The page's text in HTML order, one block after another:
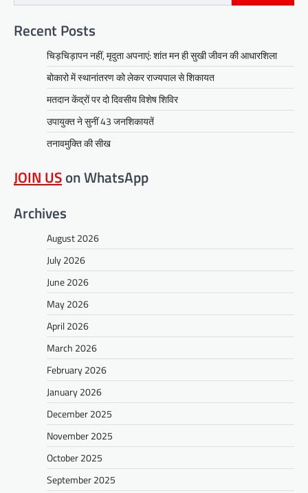
Recent Posts
चिड़चिड़ापन नहीं, मृदुता अपनाएं: शांत मन ही सुखी जीवन की आधारशिला
बोकारो में स्थानांतरण को लेकर राज्यपाल से शिकायत
मतदान केंद्रों पर दो दिवसीय विशेष शिविर
उपायुक्त ने सुनीं 43 जनशिकायतें
तनावमुक्ति की सीख
JOIN USon WhatsApp
Archives
August 2026
July 2026
June 2026
May 2026
April 2026
March 2026
February 2026
January 2026
December 2025
November 2025
October 2025
September 2025